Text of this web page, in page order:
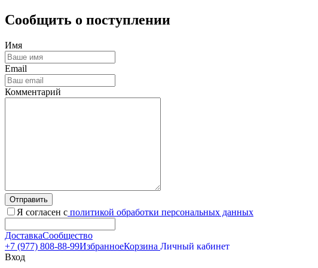
Сообщить о поступлении
Имя
Email
Комментарий
Отправить
Я согласен с политикой обработки персональных данных
ДоставкаСообщество
+7 (977) 808-88-99ИзбранноеКорзина Личный кабинет
Вход